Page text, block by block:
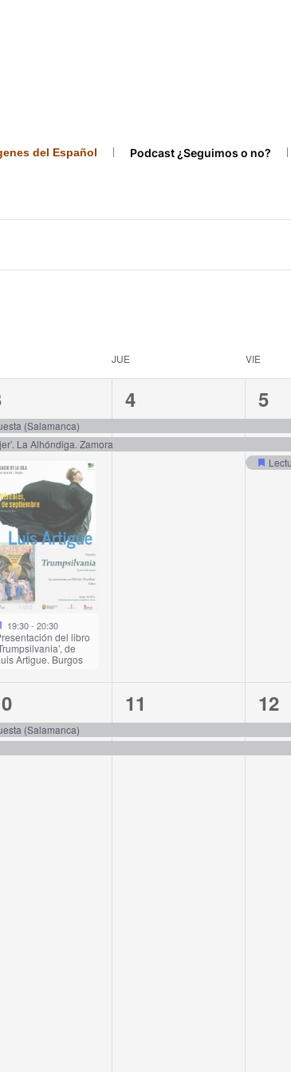
del Español Podcast ¿Seguimos o no?
JUE VIE
(Salamanca)
La Alhóndiga. Zamora
19:30- 20:30
del libro
de
Artigue. Burgos
2
events,
4
3
5
(Salamanca)
2
events,
11
2
12